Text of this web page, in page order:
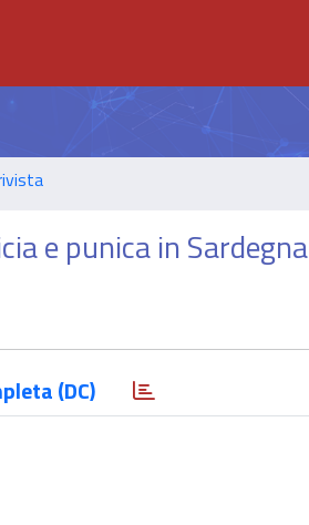
e punica in Sardegna
(DC)